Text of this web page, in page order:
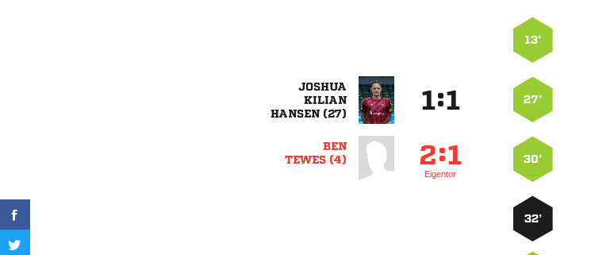
13’


 
: 27’

 
:
Eigentor
30’
32’